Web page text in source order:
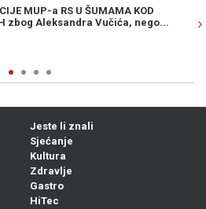
MUP-a RS U ŠUMAMA KOD
zbog Aleksandra Vučića, nego...
Jeste li znali
Sjećanje
Kultura
Zdravlje
Gastro
HiTec